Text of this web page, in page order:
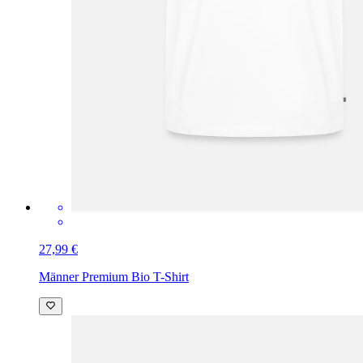
27,99 €
Männer Premium Bio T-Shirt